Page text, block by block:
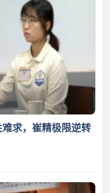
求，崔精极限逆转